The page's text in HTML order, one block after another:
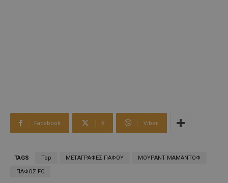
Facebook X Viber
TAGS Top ΜΕΤΑΓΡΑΦΕΣ ΠΑΦΟΥ ΜΟΥΡΑΝΤ ΜΑΜΑΝΤΟΦ
ΠΑΦΟΣ FC